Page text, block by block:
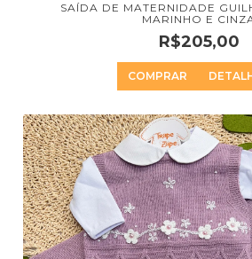
SAÍDA DE MATERNIDADE
MARINHO E
R$205,00
COMPRAR